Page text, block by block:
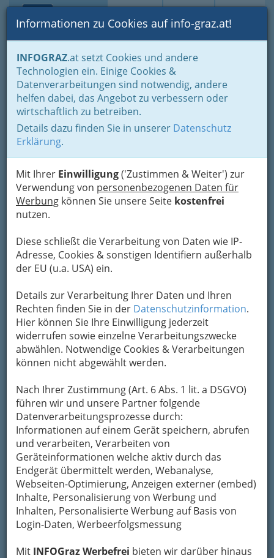
Suche Login Toggle
Informationen zu Cookies auf info-graz.at!
INFOGRAZ.at setzt Cookies und andere
Technologien ein. Einige Cookies &
Datenverarbeitungen sind notwendig, andere
helfen dabei, das Angebot zu verbessern oder
wirtschaftlich zu betreiben.
Details dazu finden Sie in unserer Datenschutz
Erklärung.
Mit Ihrer Einwilligung('Zustimmen & Weiter') zur
Verwendung von personenbezogenen Daten für
Werbung können Sie unsere Seite kostenfrei
nutzen.
Diese schließt die Verarbeitung von Daten wie IP-
Adresse, Cookies & sonstigen Identifiern außerhalb
der EU (u.a. USA) ein.
Details zur Verarbeitung Ihrer Daten und Ihren
Rechten finden Sie in der Datenschutzinformation.
Hier können Sie Ihre Einwilligung jederzeit
widerrufen sowie einzelne Verarbeitungszwecke
abwählen. Notwendige Cookies & Verarbeitungen
können nicht abgewählt werden.
Nach Ihrer Zustimmung (Art. 6 Abs. 1 lit. a DSGVO)
führen wir und unsere Partner folgende
Datenverarbeitungsprozesse durch:
Informationen auf einem Gerät speichern, abrufen
und verarbeiten, Verarbeiten von
Geräteinformationen welche aktiv durch das
Endgerät übermittelt werden, Webanalyse,
Webseiten-Optimierung, Anzeigen externer (embed)
Inhalte, Personalisierung von Werbung und
Inhalten, Personalisierte Werbung auf Basis von
Login-Daten, Werbeerfolgsmessung
Mit INFOGraz Werbefrei bieten wir darüber hinaus
Home Branchen Dienstleistungen
Haus & Garten
Sanitärtechniker, Heizungstechniker und Lüftungstechniker
(Installateure)
Gastechniker Graz und Gastechnikerin Graz und Umgebung
Friedrich Petric
Eggenberger Allee 26, 8020 Graz
+43 316 582 175
+43 316 582 175
Karte
Karte anzeigen
Kontaktaufnahme
Um die Info-Graz Firmen vor Spam-Mails zu
bewahren, verwenden wir an dieser Stelle zur
Übermittlung Ihrer Nachricht ein sicheres
Formular. Ihre Nachricht wird nach dem
Absenden umgehend per Mail an das
Unternehmen Friedrich Petric weitergeleitet.
Mein Name
Meine Email Adresse
Mein Betreff
Meine Nachricht